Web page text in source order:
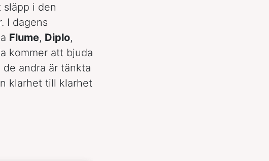
i den
I dagens
Flume, Diplo,
kommer att bjuda
andra är tänkta
klarhet till klarhet